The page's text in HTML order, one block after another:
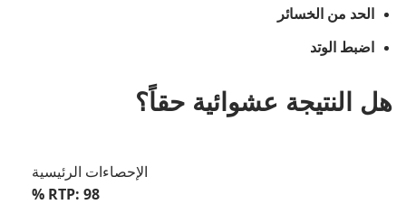
الحد من الخسائر
اضبط الوتد
هل النتيجة عشوائية حقاً؟
الإحصاءات الرئيسية
RTP: 98 %